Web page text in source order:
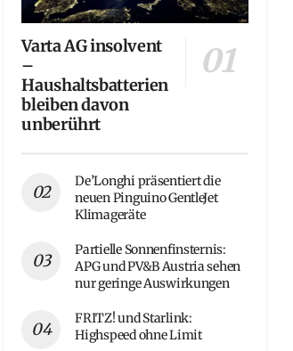
Varta AG insolvent
–
Haushaltsbatterien
bleiben davon
unberührt
De’Longhi präsentiert die
neuen Pinguino GentleJet
Klimageräte
Partielle Sonnenfinsternis:
APG und PV&B Austria sehen
nur geringe Auswirkungen
FRITZ! und Starlink:
Highspeed ohne Limit